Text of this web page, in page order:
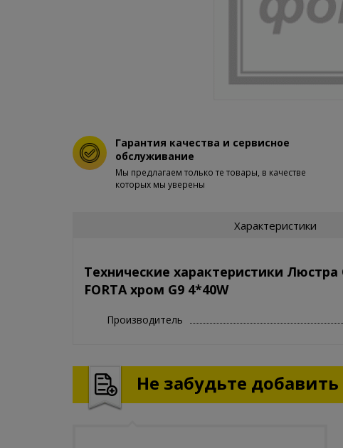
Гарантия качества и сервисное
обслуживание
Мы предлагаем только те товары, в качестве
которых мы уверены
Характеристики
Технические характеристики Люстра
FORTA хром G9 4*40W
Производитель
Не забудьте добавить